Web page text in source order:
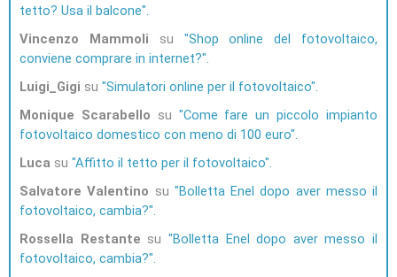
tetto? Usa il balcone
Vincenzo Mammoli su
Shop online del fotovoltaico,
conviene comprare in internet?
Luigi_Gigi su Simulatori online per il fotovoltaico
Monique Scarabello su
Come fare un piccolo impianto
fotovoltaico domestico con meno di 100 euro
Luca su Affitto il tetto per il fotovoltaico
Salvatore Valentino su
Bolletta Enel dopo aver messo il
fotovoltaico, cambia?
Rossella Restante su
Bolletta Enel dopo aver messo il
fotovoltaico, cambia?